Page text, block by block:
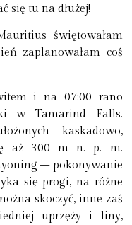
się tu na dłużej!
świętowałam
zaplanowałam coś
i na 07:00 rano
w Tamarind Falls.
kaskadowo,
aż 300 m n. p. m.
– pokonywanie
się progi, na różne
skoczyć, inne zaś
uprzęży i liny,